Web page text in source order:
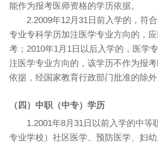
能作为报考医师资格的学历依据。
2.2009年12月31日前入学的，符合
专业专科学历加注医学专业方向的，
考；2010年1月1日以后入学的，医学
注医学专业方向的，该学历不作为报
依据，经国家教育行政部门批准的除外
（四）中职（中专）学历
1.2001年8月31日以前入学的中等
专业学校）社区医学、预防医学、妇